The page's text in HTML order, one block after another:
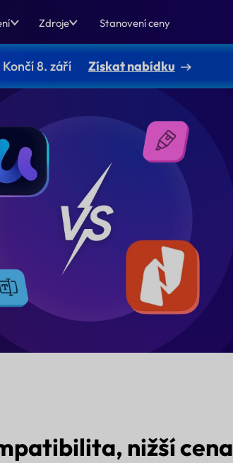
Zdroje Stanovení ceny
Končí 8. září Získat nabídku
nižší cena